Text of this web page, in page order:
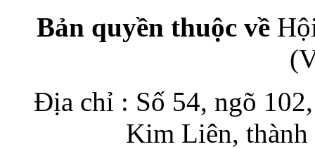
Bản quyền thuộc về
Địa chỉ : Số 54, ngõ
Kim Liên,